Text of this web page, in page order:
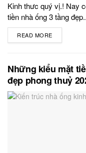
Kinh thưc quý vị.! Nay
tiền nhà ống 3 tầng
READ MORE
Những kiểu mặt
đẹp phong thuỷ